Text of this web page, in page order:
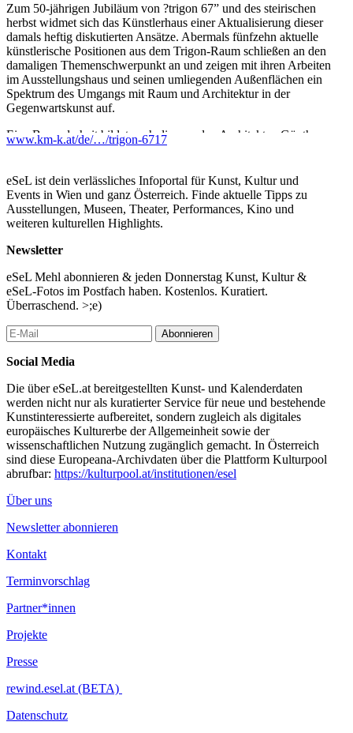
Zum 50-jährigen Jubiläum von ?trigon 67” und des steirischen
herbst widmet sich das Künstlerhaus einer Aktualisierung dieser
damals heftig diskutierten Ansätze. Abermals fünfzehn aktuelle
künstlerische Positionen aus dem Trigon-Raum schließen an den
damaligen Themenschwerpunkt an und zeigen mit ihren Arbeiten
im Ausstellungshaus und seinen umliegenden Außenflächen ein
Spektrum des Umgangs mit Raum und Architektur in der
Gegenwartskunst auf.
Eine Besonderheit bildet auch die von den Architekten Günther
Domenig ?und Eilfried Huth um das Künstlerhaus gestaltete
in adaptierter Form für die Ausstellung ?trigon 67/17” realisiert
werden soll.
...Mehr lesen
www.km-k.at/de/…/trigon-6717
eSeL ist dein verlässliches Infoportal für Kunst, Kultur und
Events in Wien und ganz Österreich. Finde aktuelle Tipps zu
Ausstellungen, Museen, Theater, Performances, Kino und
weiteren kulturellen Highlights.
Newsletter
eSeL Mehl abonnieren & jeden Donnerstag Kunst, Kultur &
eSeL-Fotos im Postfach haben. Kostenlos. Kuratiert.
Überraschend. >;e)
Abonnieren
Social Media
Die über eSeL.at bereitgestellten Kunst- und Kalenderdaten
werden nicht nur als kuratierter Service für neue und bestehende
Kunstinteressierte aufbereitet, sondern zugleich als digitales
europäisches Kulturerbe der Allgemeinheit sowie der
wissenschaftlichen Nutzung zugänglich gemacht. In Österreich
sind diese Europeana-Archivdaten über die Plattform Kulturpool
abrufbar: https://kulturpool.at/institutionen/esel
Über uns
Newsletter abonnieren
Kontakt
Terminvorschlag
Partner*innen
Projekte
Presse
rewind.esel.at (BETA)
Datenschutz